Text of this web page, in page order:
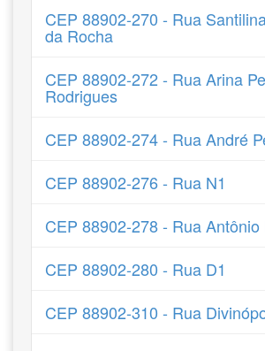
CEP 88902-270 - Rua
da Rocha
CEP 88902-272 - Rua Arina
Rodrigues
CEP 88902-274 - Rua André
CEP 88902-276 - Rua N1
CEP 88902-278 - Rua Antônio
CEP 88902-280 - Rua D1
CEP 88902-310 - Rua